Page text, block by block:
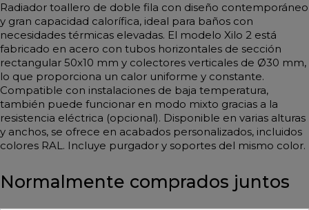
Radiador toallero de doble fila con diseño contemporáneo
y gran capacidad calorífica, ideal para baños con
necesidades térmicas elevadas. El modelo Xilo 2 está
fabricado en acero con tubos horizontales de sección
rectangular 50x10 mm y colectores verticales de Ø30 mm,
lo que proporciona un calor uniforme y constante.
Compatible con instalaciones de baja temperatura,
también puede funcionar en modo mixto gracias a la
resistencia eléctrica (opcional). Disponible en varias alturas
y anchos, se ofrece en acabados personalizados, incluidos
colores RAL. Incluye purgador y soportes del mismo color.
Normalmente comprados juntos